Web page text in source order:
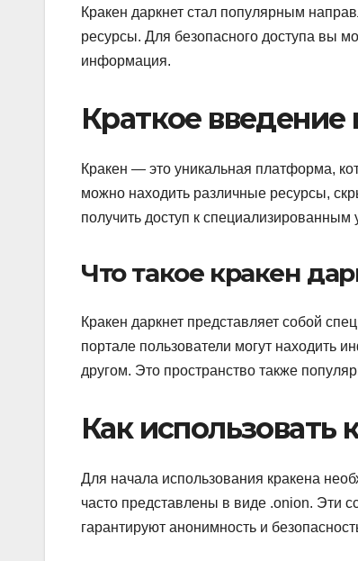
Кракен даркнет стал популярным
ресурсы. Для безопасного доступа вы
информация.
Краткое введение
Кракен — это уникальная платформа,
можно находить различные ресурсы,
получить доступ к
Что такое кракен
Кракен даркнет представляет собой
портале пользователи могут находить
другом. Это пространство также
Как использовать
Для начала использования кракена
часто представлены в виде .onion. Эти
гарантируют анонимность и